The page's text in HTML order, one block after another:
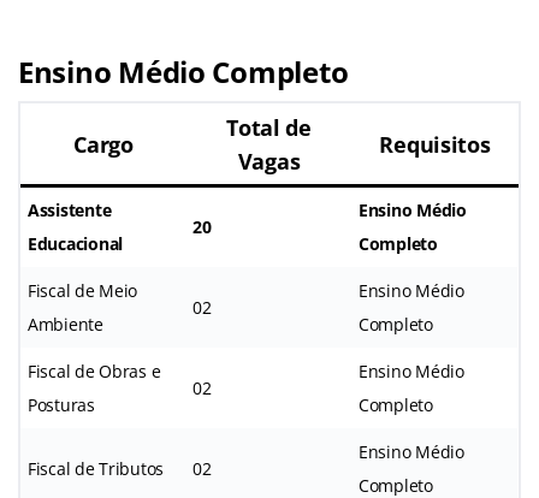
Ensino Médio Completo
Cargo
Total de
Vagas
Requisitos
Assistente
Educacional
20
Ensino Médio
Completo
Fiscal de Meio
Ambiente
02
Ensino Médio
Completo
Fiscal de Obras e
Posturas
02
Ensino Médio
Completo
Fiscal de Tributos 02
Ensino Médio
Completo